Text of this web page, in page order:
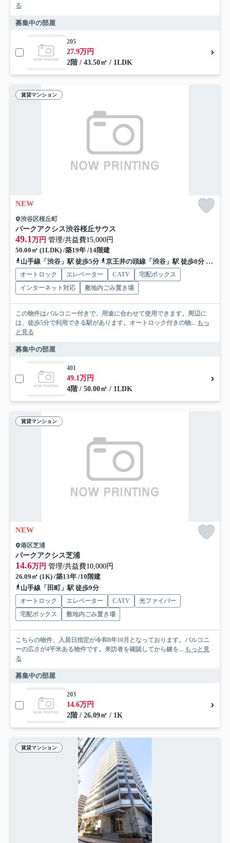
る
募集中の部屋
205
27.9万円
2階 / 43.50㎡ / 1LDK
賃貸マンション
NEW
渋谷区桜丘町
パークアクシス渋谷桜丘サウス
49.1 万円 管理/共益費15,000円
50.00㎡ (1LDK) /築19年 /14階建
山手線「渋谷」駅 徒歩5分
京王井の頭線「渋谷」駅 徒歩8分 東急
オートロック エレベーター CATV
宅配ボックス
インターネット対応
敷地内ごみ置き場
この物件はバルコニー付きで、用途に合わせて使用できます。周辺に
は、徒歩5分で利用できる駅があります。オートロック付きの物... もっ
と見る
募集中の部屋
401
49.1万円
4階 / 50.00㎡ / 1LDK
賃貸マンション
NEW
港区芝浦
パークアクシス芝浦
14.6万円 管理/共益費10,000円
26.09㎡ (1K) /築13年 /10階建
山手線「田町」駅 徒歩9分
オートロック エレベーター CATV
光ファイバー
宅配ボックス
敷地内ごみ置き場
こちらの物件、入居日指定が令和8年10月となっております。バルコニ
ーの広さが4平米ある物件です。来訪者を確認してから鍵を... もっと見
る
募集中の部屋
203
14.6万円
2階 / 26.09㎡ / 1K
賃貸マンション